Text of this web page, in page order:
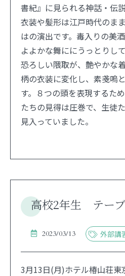
書紀』に見られる神話・伝
衣装や髪形は江戸時代のま
はの演出です。毒入りの美
よよかな舞ににうっとりし
恐ろしい隈取が、艶やかな
柄の衣装に変化し、素戔嗚
す。８つの頭を表現するた
たちの見得は圧巻で、生徒
見入っていました。
高校2年生 テー
2023/03/13 外部講
3月13日(月)ホテル椿山荘東